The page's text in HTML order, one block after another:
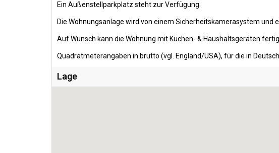
Ein Außenstellparkplatz steht zur Verfügung.
Die Wohnungsanlage wird von einem Sicherheitskamerasystem und
Auf Wunsch kann die Wohnung mit Küchen- & Haushaltsgeräten
Quadratmeterangaben in brutto (vgl. England/USA), für die in
Lage